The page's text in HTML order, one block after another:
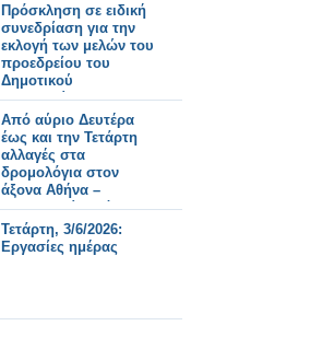
Πρόσκληση σε ειδική
συνεδρίαση για την
εκλογή των μελών του
προεδρείου του
Δημοτικού
Συμβουλίου και της
Δημοτικής Επιτροπής
την Τετάρτη 1 Ιουλίου.
Από αύριο Δευτέρα
έως και την Τετάρτη
αλλαγές στα
δρομολόγια στον
άξονα Αθήνα –
Θεσσαλονίκη λόγω
έργων του ΟΣΕ.
Τετάρτη, 3/6/2026:
Εργασίες ημέρας